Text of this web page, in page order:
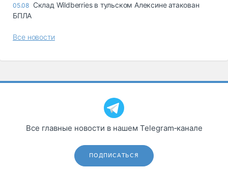
05.08 Склад Wildberries в тульском Алексине атакован
БПЛА
Все новости
Все главные новости в нашем Telegram‑канале
ПОДПИСАТЬСЯ